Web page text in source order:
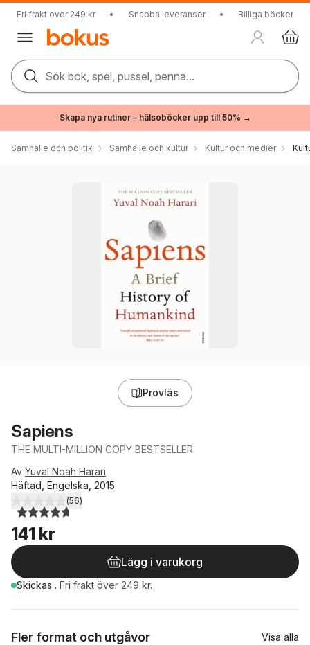
Fri frakt över 249 kr • Snabba leveranser • Billiga böcker
Sök bok, spel, pussel, penna...
Skapa nya rutiner – hälsoböcker upp till 50% →
Samhälle och politik Samhälle och kultur Kultur och medier
Provläs
Sapiens
THE MULTI-MILLION COPY BESTSELLER
Av Yuval Noah Harari
Häftad, Engelska, 2015
4,7utav 5 stjärnor. Totalt antal röster:
(56)
141 kr
Lägg i varukorg
Skickas . Fri frakt över 249 kr.
Fler format och utgåvor Visa alla